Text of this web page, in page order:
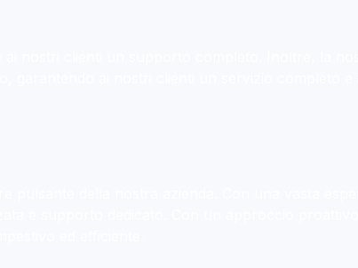
nostri clienti un supporto completo. Inoltre, la
garantendo ai nostri clienti un servizio completo